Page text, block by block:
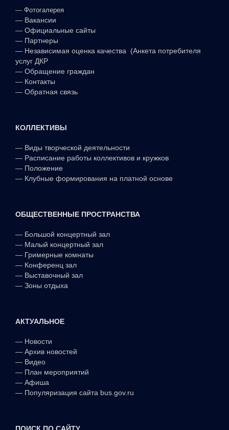
— Фотогалерея
— Вакансии
— Официальные сайты
— Партнеры
— Независимая оценка качества (Анкета потребителя
услуг ДКР
— Обращение граждан
— Контакты
— Обратная связь
КОЛЛЕКТИВЫ
— Виды творческой деятельности
— Расписание работы коллективов и кружков
— Положение
— Клубные формирования на платной основе
ОБЩЕСТВЕННЫЕ ПРОСТРАНСТВА
— Большой концертный зал
— Малый концертный зал
— Гримерные комнаты
— Конференц зал
— Выставочный зал
— Зоны отдыха
АКТУАЛЬНОЕ
— Новости
— Архив новостей
— Видео
— План мероприятий
— Афиша
— Популяризация сайта bus.gov.ru
ПОИСК ПО САЙТУ